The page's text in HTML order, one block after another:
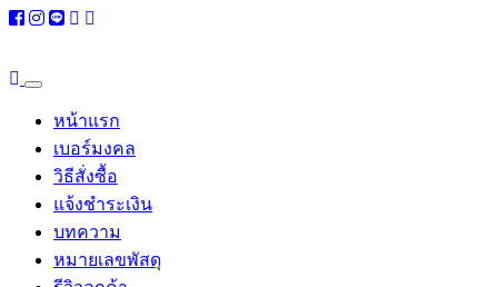
หน้าแรก
เบอร์มงคล
วิธีสั่งซื้อ
แจ้งชำระเงิน
บทความ
หมายเลขพัสดุ